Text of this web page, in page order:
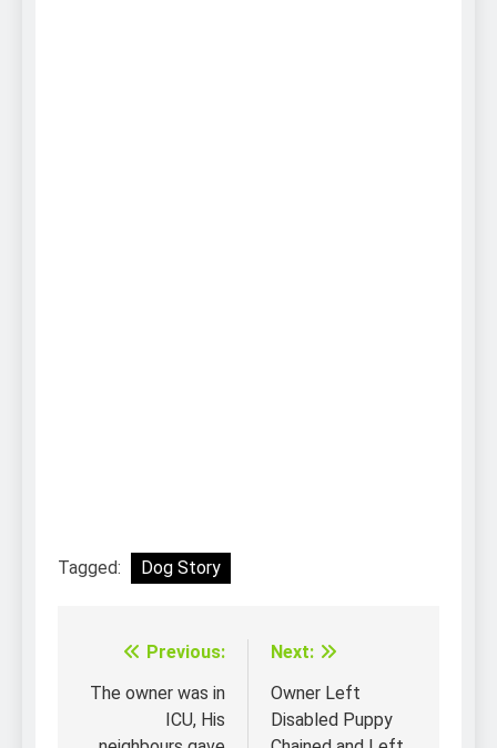
Tagged: Dog Story
Điều
hướng
bài
Previous:
The owner was in
ICU, His
Next:
Owner Left
Disabled Puppy